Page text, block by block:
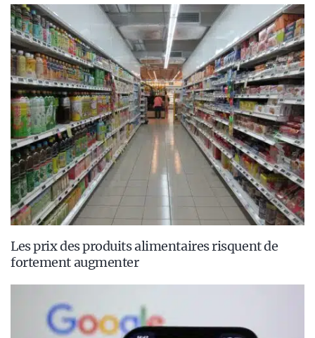
Les prix des produits alimentaires risquent de
fortement augmenter